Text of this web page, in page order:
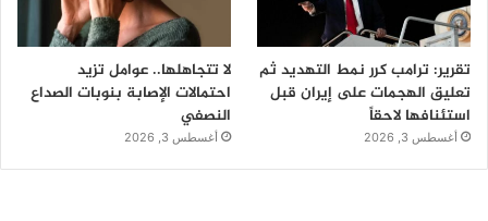
تقرير: ترامب كرر نمط التهديد ثم
تعليق الهجمات على إيران قبل
استئنافها لاحقاً
أغسطس 3, 2026
لا تتجاهلها.. عوامل تزيد
احتمالات الإصابة بنوبات الصداع
النصفي
أغسطس 3, 2026